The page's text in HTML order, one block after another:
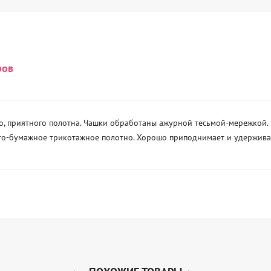
приятного полотна. Чашки обработаны ажурной тесьмой-мережкой.
бумажное трикотажное полотно. Хорошо приподнимает и